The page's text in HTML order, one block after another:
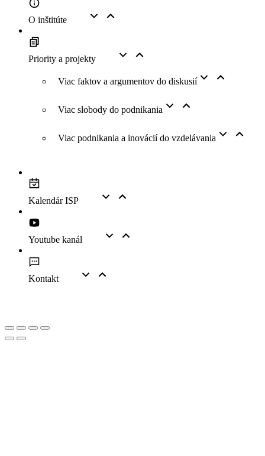
O inštitúte
Priority a projekty
Viac faktov a argumentov do diskusií
Viac slobody do podnikania
Viac podnikania a inovácií do vzdelávania
Kalendár ISP
Youtube kanál
Kontakt